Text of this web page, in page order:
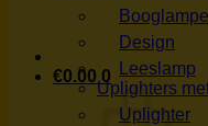
€0.00 0
Design
Leeslamp
Uplighters
Uplighter